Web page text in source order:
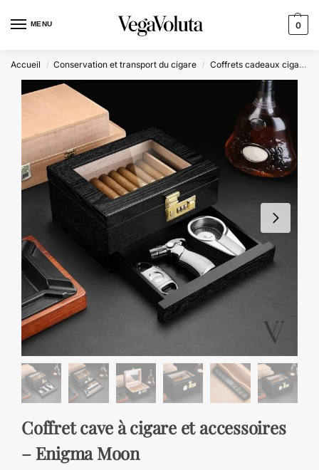
MENU 0
Accueil / Conservation et transport du cigare / Coffrets cadeaux cigares
Coffret cave à cigare et accessoires
– Enigma Moon